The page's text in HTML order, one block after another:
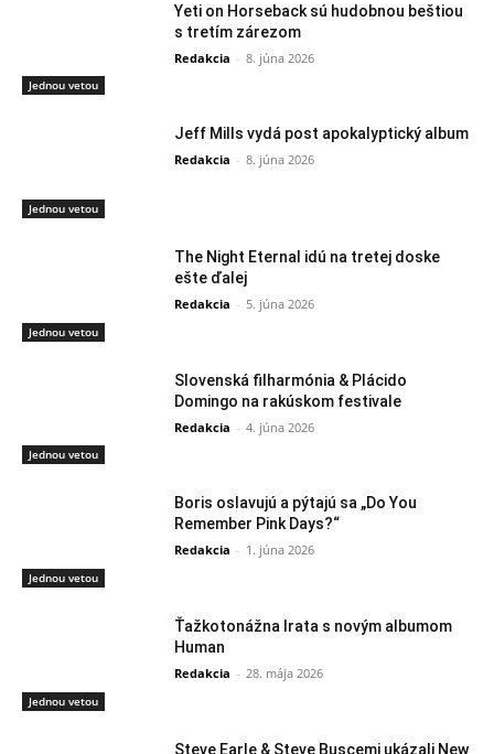
Jednou vetou
Yeti on Horseback sú hudobnou beštiou
s tretím zárezom
Redakcia - 8. júna 2026
Jednou vetou
Jeff Mills vydá post apokalyptický album
Redakcia - 8. júna 2026
Jednou vetou
The Night Eternal idú na tretej doske
ešte ďalej
Redakcia - 5. júna 2026
Jednou vetou
Slovenská filharmónia & Plácido
Domingo na rakúskom festivale
Redakcia - 4. júna 2026
Jednou vetou
Boris oslavujú a pýtajú sa „Do You
Remember Pink Days?“
Redakcia - 1. júna 2026
Jednou vetou
Ťažkotonážna Irata s novým albumom
Human
Redakcia - 28. mája 2026
Steve Earle & Steve Buscemi ukázali New